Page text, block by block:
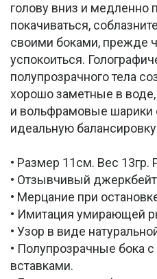
голову вниз и медленно
покачиваться,
своими боками, прежде
успокоиться.
полупрозрачного тела
хорошо заметные в
и вольфрамовые шарики
идеальную
• Размер 11см. Вес 13гр.
• Отзывчивый
• Мерцание при
• Имитация умирающей
• Узор в виде
• Полупрозрачные бока
вставками.